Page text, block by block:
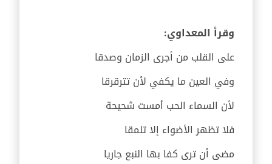
وقرأ المعداوي:
على القلب من أجرى الزمان وصدقا
وفي العين ما يكفي لأن تترقرقا
لأن السماء الحب أمست شحيحة
فلا تظهر الأضواء إلا تلمقا
مضى أن ترى كفا بها النبع جاريا